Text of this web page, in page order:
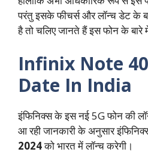
परंतु इसके फीचर्स और लॉन्च डेट के
है तो चलिए जानते हैं इस फोन के बारे
Infinix Note
Date In India
इंफिनिक्स के इस नई 5G फोन की
आ रही जानकारी के अनुसार
2024को भारत में लॉन्च करेगी।